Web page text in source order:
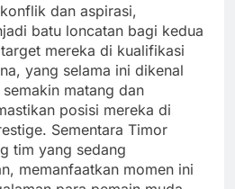
dan aspirasi,
batu loncatan bagi kedua
mereka di kualifikasi
yang selama ini dikenal
matang dan
posisi mereka di
Sementara Timor
tim yang sedang
memanfaatkan momen ini